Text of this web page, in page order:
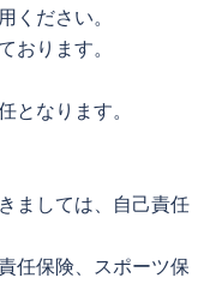
ください。
おります。
となります。
ましては、自己責任
任保険、スポーツ保